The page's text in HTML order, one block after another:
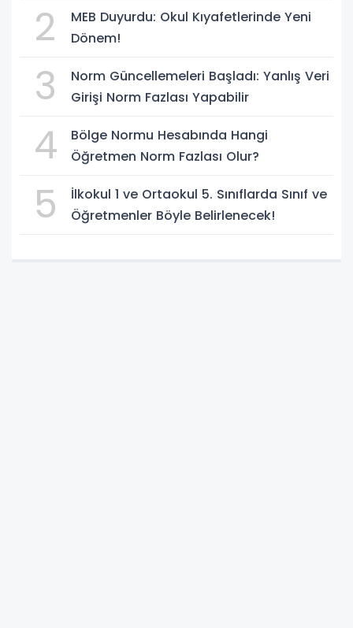
2
MEB Duyurdu: Okul Kıyafetlerinde Yeni
Dönem!
3
Norm Güncellemeleri Başladı: Yanlış Veri
Girişi Norm Fazlası Yapabilir
4
Bölge Normu Hesabında Hangi
Öğretmen Norm Fazlası Olur?
5
İlkokul 1 ve Ortaokul 5. Sınıflarda Sınıf ve
Öğretmenler Böyle Belirlenecek!